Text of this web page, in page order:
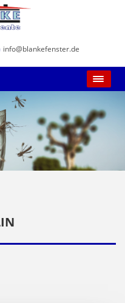
info@blankefenster.de